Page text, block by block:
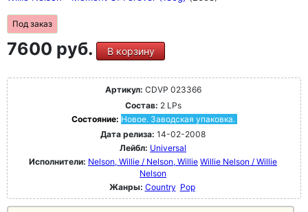
Под заказ
7600 руб. В корзину
Артикул: CDVP 023366
Состав: 2 LPs
Состояние: Новое. Заводская упаковка.
Дата релиза: 14-02-2008
Лейбл: Universal
Исполнители: Nelson, Willie / Nelson, Willie Willie Nelson / Willie
Nelson
Жанры: Country Pop